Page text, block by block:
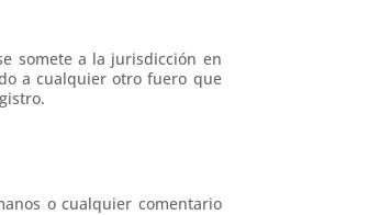
somete a la jurisdicción en
a cualquier otro fuero que
o cualquier comentario